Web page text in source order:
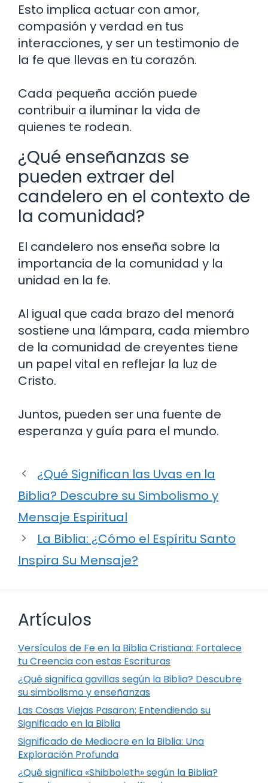
Esto implica actuar con amor,
compasión y verdad en tus
interacciones, y ser un testimonio de
la fe que llevas en tu corazón.
Cada pequeña acción puede
contribuir a iluminar la vida de
quienes te rodean.
¿Qué enseñanzas se
pueden extraer del
candelero en el contexto de
la comunidad?
El candelero nos enseña sobre la
importancia de la comunidad y la
unidad en la fe.
Al igual que cada brazo del menorá
sostiene una lámpara, cada miembro
de la comunidad de creyentes tiene
un papel vital en reflejar la luz de
Cristo.
Juntos, pueden ser una fuente de
esperanza y guía para el mundo.
¿Qué Significan las Uvas en la
Biblia? Descubre su Simbolismo y
Mensaje Espiritual
La Biblia: ¿Cómo el Espíritu Santo
Inspira Su Mensaje?
Artículos
Versículos de Fe en la Biblia Cristiana: Fortalece
tu Creencia con estas Escrituras
¿Qué significa gavillas según la Biblia? Descubre
su simbolismo y enseñanzas
Las Cosas Viejas Pasaron: Entendiendo su
Significado en la Biblia
Significado de Mediocre en la Biblia: Una
Exploración Profunda
¿Qué significa «Shibboleth» según la Biblia?